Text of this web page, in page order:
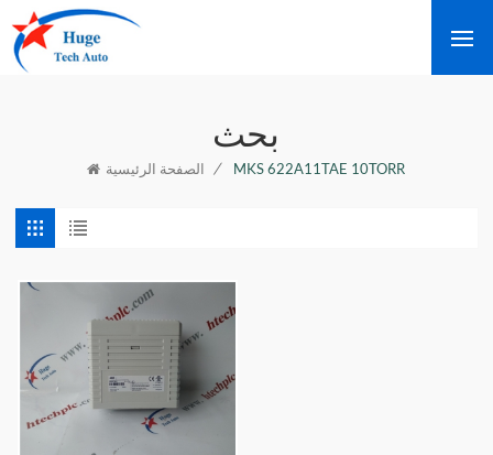
بحث
الصفحة الرئيسية / MKS 622A11TAE 10TORR